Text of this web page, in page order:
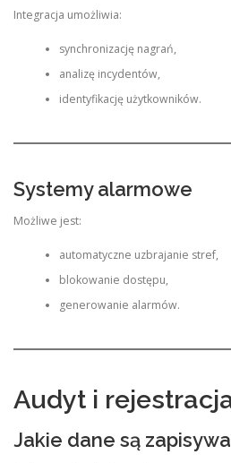
Integracja umożliwia:
synchronizację nagrań,
analizę incydentów,
identyfikację użytkowników.
Systemy alarmowe
Możliwe jest:
automatyczne uzbrajanie stref,
blokowanie dostępu,
generowanie alarmów.
Audyt i
Jakie dane są